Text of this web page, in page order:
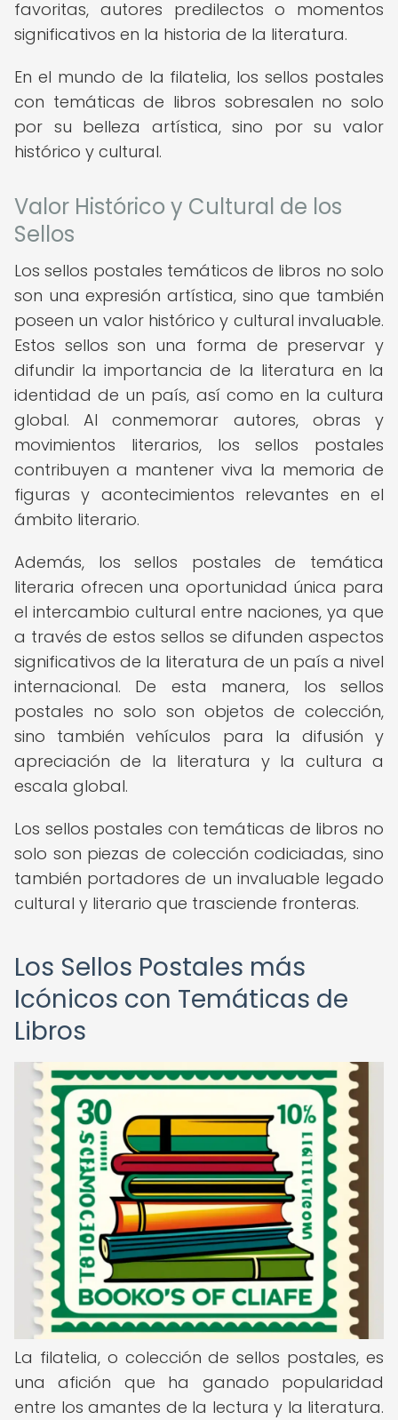
favoritas, autores predilectos o momentos
significativos en la historia de la literatura.
En el mundo de la filatelia, los sellos postales
con temáticas de libros sobresalen no solo
por su belleza artística, sino por su valor
histórico y cultural.
Valor Histórico y Cultural de los
Sellos
Los sellos postales temáticos de libros no solo
son una expresión artística, sino que también
poseen un valor histórico y cultural invaluable.
Estos sellos son una forma de preservar y
difundir la importancia de la literatura en la
identidad de un país, así como en la cultura
global. Al conmemorar autores, obras y
movimientos literarios, los sellos postales
contribuyen a mantener viva la memoria de
figuras y acontecimientos relevantes en el
ámbito literario.
Además, los sellos postales de temática
literaria ofrecen una oportunidad única para
el intercambio cultural entre naciones, ya que
a través de estos sellos se difunden aspectos
significativos de la literatura de un país a nivel
internacional. De esta manera, los sellos
postales no solo son objetos de colección,
sino también vehículos para la difusión y
apreciación de la literatura y la cultura a
escala global.
Los sellos postales con temáticas de libros no
solo son piezas de colección codiciadas, sino
también portadores de un invaluable legado
cultural y literario que trasciende fronteras.
Los Sellos Postales más
Icónicos con Temáticas de
Libros
La filatelia, o colección de sellos postales, es
una afición que ha ganado popularidad
entre los amantes de la lectura y la literatura.